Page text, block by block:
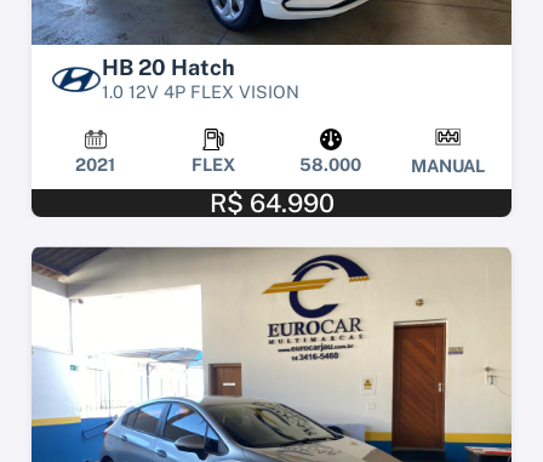
HB 20 Hatch
1.0 12V 4P FLEX VISION
2021 FLEX 58.000 MANUAL
R$ 64.990